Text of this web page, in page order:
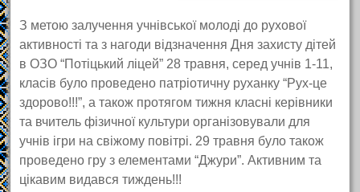
З метою залучення учнівської молоді до рухової
активності та з нагоди відзначення Дня захисту дітей
в ОЗО “Потіцький ліцей” 28 травня, серед учнів 1-11,
класів було проведено патріотичну руханку “Рух-це
здорово!!!”, а також протягом тижня класні керівники
та вчитель фізичної культури організовували для
учнів ігри на свіжому повітрі. 29 травня було також
проведено гру з елементами “Джури”. Активним та
цікавим видався тиждень!!!